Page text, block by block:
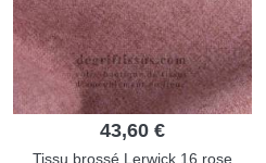
43,60 €
Tissu brossé Lerwick 16 rose